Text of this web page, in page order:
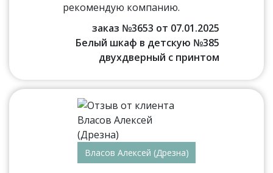
рекомендую компанию.
заказ №3653 от 07.01.2025
Белый шкаф в детскую №385
двухдверный с принтом
Власов Алексей (Дрезна)